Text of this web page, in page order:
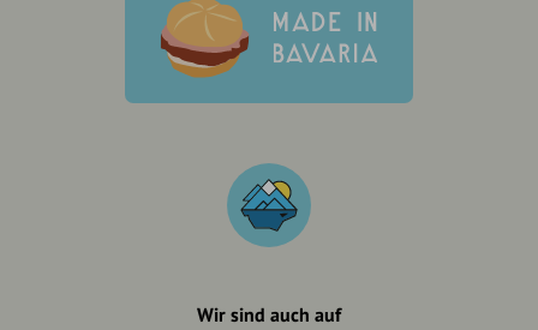
Wir sind auch auf